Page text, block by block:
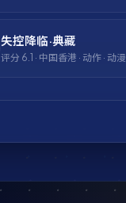
失控降临·典藏
评分 6.1 · 中国香港 · 动作 · 动漫